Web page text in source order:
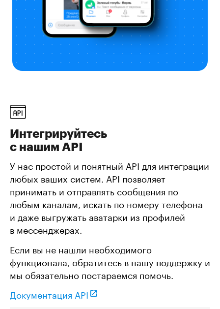
Интегрируйтесь
с нашим API
У нас простой и понятный API для интеграции
любых ваших систем. API позволяет
принимать и отправлять сообщения по
любым каналам, искать по номеру телефона
и даже выгружать аватарки из профилей
в мессенджерах.
Если вы не нашли необходимого
функционала, обратитесь в нашу поддержку и
мы обязательно постараемся помочь.
Документация API